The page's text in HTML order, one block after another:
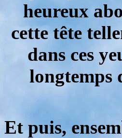
heureux
cette tête
dans ces
longtemps
Et puis,